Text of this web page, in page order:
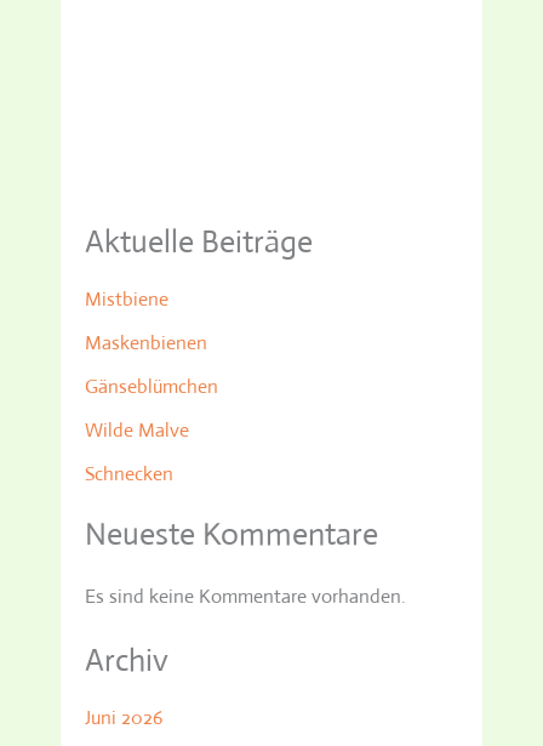
Aktuelle Beiträge
Mistbiene
Maskenbienen
Gänseblümchen
Wilde Malve
Schnecken
Neueste Kommentare
Es sind keine Kommentare vorhanden.
Archiv
Juni 2026